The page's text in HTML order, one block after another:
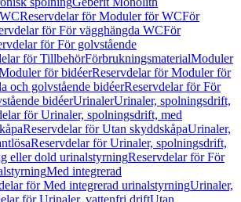
Reservdelar för Moduler för WCFör
för För vägghängda WCFör
för För golvstående
för TillbehörFörbrukningsmaterialModuler
för bidéerReservdelar för Moduler för
och golvstående bidéerReservdelar för För
bidéerUrinalerUrinaler, spolningsdrift,
för Urinaler, spolningsdrift, med
Reservdelar för Utan skyddskåpaUrinaler,
Reservdelar för Urinaler, spolningsdrift,
eller dold urinalstyrningReservdelar för För
Med integrerad
för Med integrerad urinalstyrningUrinaler,
för Urinaler, vattenfri driftUtan